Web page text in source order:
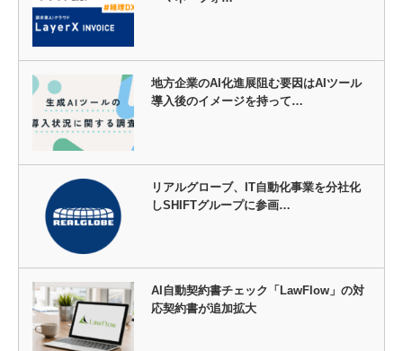
地方企業のAI化進展阻む要因はAIツール
導入後のイメージを持って…
リアルグローブ、IT自動化事業を分社化
しSHIFTグループに参画…
AI自動契約書チェック「LawFlow」の対
応契約書が追加拡大